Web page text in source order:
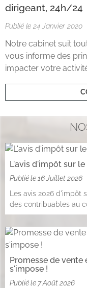
dirigeant, 24h/24
Publié le 24 Janvier 2020
Notre cabinet suit
vous informe des
impacter votre
L'avis d'impôt sur
Publié le 16 Juillet 2026
Les avis 2026 d'impôt
des contribuables au
Promesse de vente
s'impose !
Publié le 7 Août 2026